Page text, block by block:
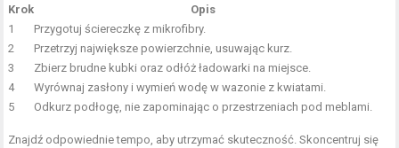
Krok
Opis
1
Przygotuj ściereczkę z mikrofibry.
2
Przetrzyj największe powierzchnie, usuwając kurz.
3
Zbierz brudne kubki oraz odłóż ładowarki na miejsce.
4
Wyrównaj zasłony i wymień wodę w wazonie z kwiatami.
5
Odkurz podłogę, nie zapominając o przestrzeniach pod meblami.
Znajdź odpowiednie tempo, aby utrzymać skuteczność. Skoncentruj się